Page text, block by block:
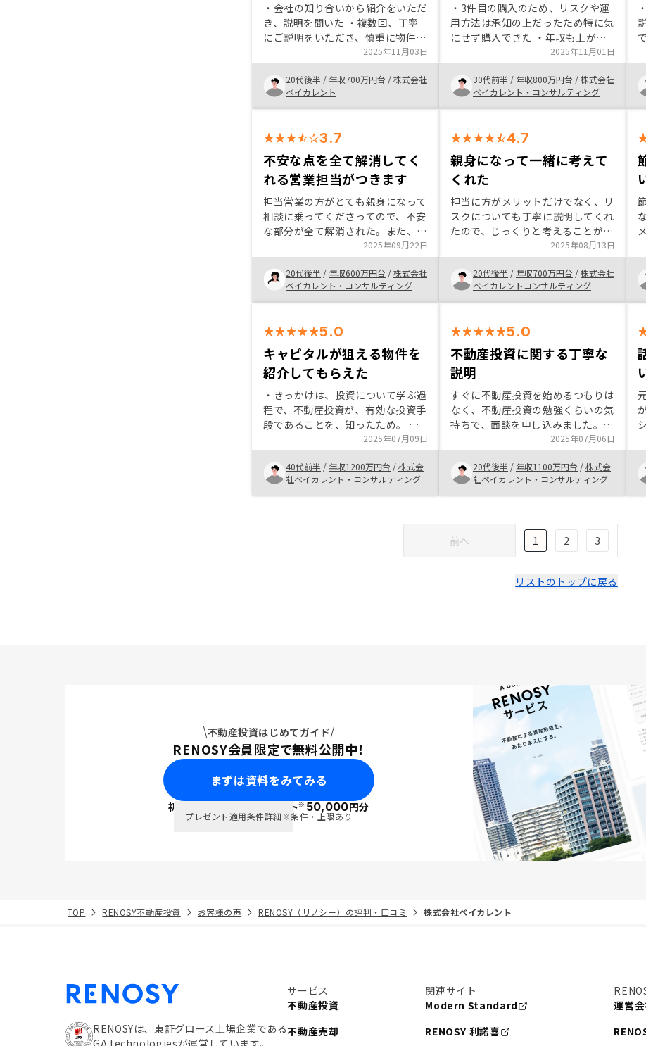
・会社の知り合いから紹介をいただ
き、説明を聞いた ・複数回、丁寧
にご説明をいただき、慎重に物件が
選べた ・専門領域もありわからな
い部分もあったが、リスク等もしっ
かり説明をいただき、理解の上進め
ることができた
2025年11月03日
20代後半 / 年収700万円台 /株式会社
ベイカレント
・3件目の購入のため、リスクや運
用方法は承知の上だったため特に気
にせず購入できた ・年収も上がっ
ているため、節税目的で追加購入を
決めた ・現金のみ貯金している方
にはリスクも小さく安定運用できる
ためオススメしたい ・なぜこの立
地なのか、この先どんなメリットが
したら詳細を教えていただけた ・
押し売り感を感じた(前回から担当
者が代わった) ・最初から物件候補
が限られており最初は購入意欲が湧
かなかった ・メリットばかりの説
明で正直信用が薄いため、デメリッ
トも交えた上で説明いただけると信
2025年11月01日
30代前半 / 年収800万円台 /株式会社
ベイカレント・コンサルティング
3.7
不安な点を全て解消してく
れる営業担当がつきます
担当営業の方がとても親身になって
相談に乗ってくださってので、不安
な部分が全て解消された。また、将
来にわたってサポートしてくださる
点にとても魅力を感じた。アプリの
使用などで、手軽に管理できる点も
他社と比べて良いと感じた。
2025年09月22日
20代後半 / 年収600万円台 /株式会社
ベイカレント・コンサルティング
4.7
親身になって一緒に考えて
くれた
担当に方がメリットだけでなく、リ
スクについても丁寧に説明してくれ
たので、じっくりと考えることがで
きた。 また、悩みや疑問点につい
ても親身になって回答してもらえ
た。 将来のことを考えると、早い
うちから備えることが重要だと感
じ、購入を決断した。
2025年08月13日
20代後半 / 年収700万円台 /株式会社
ベイカレントコンサルティング
5.0
キャピタルが狙える物件を
紹介してもらえた
・きっかけは、投資について学ぶ過
程で、不動産投資が、有効な投資手
段であることを、知ったため。 ・
リノシーを選んだ理由は、管理の手
間が省けることに加え、キャピタル
を狙える物件を紹介していただけた
ため。 ・リノシーをおすすめした
い理由は、初心者にも丁寧に不動産
ると、よりよくなると思います。
2025年07月09日
40代前半 / 年収1200万円台 /株式会
社ベイカレント・コンサルティング
5.0
不動産投資に関する丁寧な
説明
すぐに不動産投資を始めるつもりは
なく、不動産投資の勉強くらいの気
持ちで、面談を申し込みました。し
かし面談内で、しっかり投資のメリ
ット／デメリットを知ることが出来
たため、投資を開始する判断ができ
ました。
2025年07月06日
20代後半 / 年収1100万円台 /株式会
社ベイカレント・コンサルティング
前へ 1 2 3
リストのトップに戻る
不動産投資はじめてガイド
RENOSY会員限定で無料公開中！
まずは資料をみてみる
初回面談で ポイント※50,000円分
プレゼント適用条件詳細※条件・上限あり
TOP RENOSY不動産投資 お客様の声 RENOSY（リノシー）の評判・口コミ 株式会社ベイカレント
RENOSYは、東証グロース上場企業である
GA technologiesが運営しています。
サービス
不動産投資
不動産売却
関連サイト
Modern Standard
RENOSY 利諾喜
運営